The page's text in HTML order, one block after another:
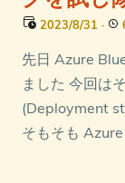
タグ
2023/8/31 ·
先日 Azure
ました 今回は
(Deployment
そもそも